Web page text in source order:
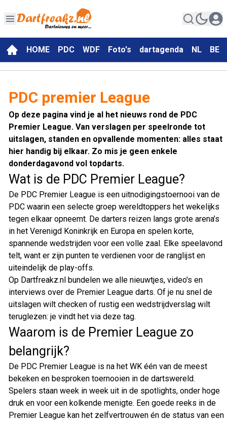
HOME PDC WDF Foto's dartagenda NL BE
PDC premier League
Op deze pagina vind je al het nieuws rond de PDC
Premier League. Van verslagen per speelronde tot
uitslagen, standen en opvallende momenten: alles staat
hier handig bij elkaar. Zo mis je geen enkele
donderdagavond vol topdarts.
Wat is de PDC Premier League?
De PDC Premier League is een uitnodigingstoernooi van de
PDC waarin een selecte groep wereldtoppers het wekelijks
tegen elkaar opneemt. De darters reizen langs grote arena’s
in het Verenigd Koninkrijk en Europa en spelen korte,
spannende wedstrijden voor een volle zaal. Elke speelavond
telt, want er zijn punten te verdienen voor de ranglijst en
uiteindelijk de play-offs.
Op Dartfreakz.nl bundelen we alle nieuwtjes, video's en
interviews over de Premier League darts. Of je nu snel de
uitslagen wilt checken of rustig een wedstrijdverslag wilt
teruglezen: je vindt het via deze tag.
Waarom is de Premier League zo
belangrijk?
De PDC Premier League is na het WK één van de meest
bekeken en besproken toernooien in de dartswereld.
Spelers staan week in week uit in de spotlights, onder hoge
druk en voor een kolkende menigte. Een goede reeks in de
Premier League kan het zelfvertrouwen én de status van een